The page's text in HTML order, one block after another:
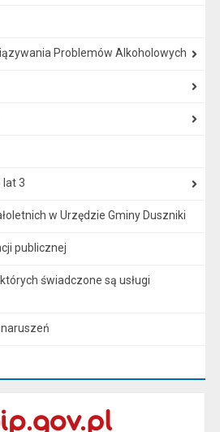
Problemów Alkoholowych
lat 3
w Urzędzie Gminy Duszniki
publicznej
świadczone są usługi